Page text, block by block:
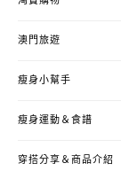
澳門旅遊
瘦身小幫手
瘦身運動＆食譜
穿搭分享＆商品介紹